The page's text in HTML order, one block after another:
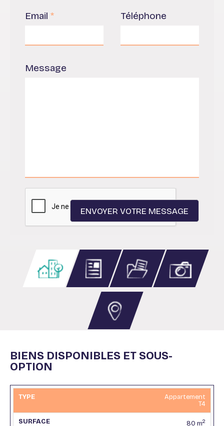
Email * Téléphone
Message
BIENS DISPONIBLES ET SOUS-
OPTION
Appartement
T4
80 m2